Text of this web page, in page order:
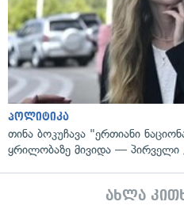
პოლიტიკა
თინა ბოკუჩავა "ერთიანი
ყრილობაზე მივიდა — პირველი
ახლა